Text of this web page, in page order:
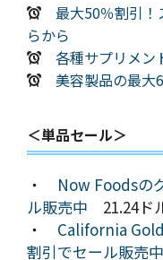
最大50％割引
らから
各種サプリメン
美容製品の最大
＜単品セール＞
・ Now Foodsの
ル販売中 21.24ド
・ California
割引でセール販売中